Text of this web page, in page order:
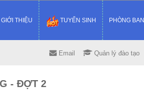
GIỚI THIỆU TUYỂN SINH PHÒNG BAN
Email Quản lý đào tạo
- ĐỢT 2